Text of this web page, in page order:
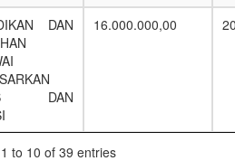
DAN
DAN
16.000.000,00
to 10 of 39 entries